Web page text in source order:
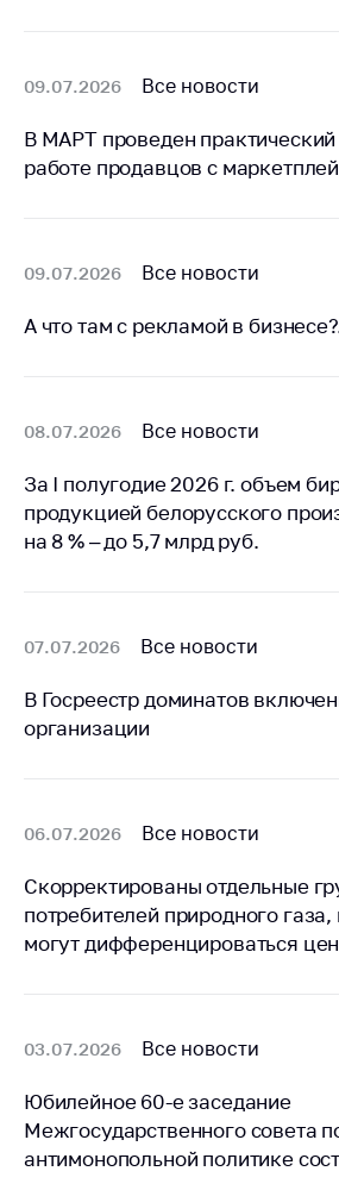
предупреждения
Общественное
Маркировка
товаров
Упрощение условий
предотвращению
COVID-19 для
субъектов торговли,
общественного
питания, бытового
вопросам
регулирования и
конкурентной
политики
09.07.2026 Все новости
В МАРТ проведен
работе продавцов с
09.07.2026 Все новости
А что там с рекламой в
08.07.2026 Все новости
За I полугодие 2026 г. объем
продукцией белорусского
на 8 % – до 5,7 млрд руб.
07.07.2026 Все новости
В Госреестр доминатов
организации
06.07.2026 Все новости
Скорректированы отдельные
потребителей природного
могут дифференцироваться
03.07.2026 Все новости
Юбилейное 60-е заседание
Межгосударственного совета
антимонопольной политике